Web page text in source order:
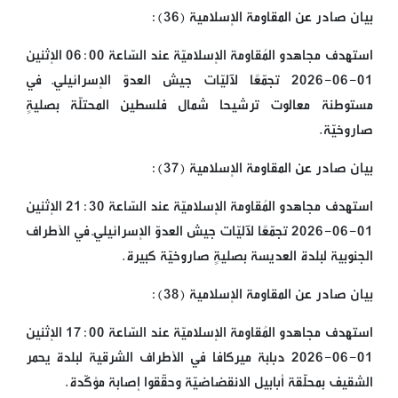
بيان صادر عن المقاومة الإسلامية (36):
استهدف مجاهدو المُقاومة الإسلاميّة عند السّاعة 06:00 الإثنين
01-06-2026 تجمّعًا لآليّات جيش العدوّ الإسرائيليّ في
مستوطنة معالوت ترشيحا شمال فلسطين المحتلّة بصليةٍ
صاروخيّة.
بيان صادر عن المقاومة الإسلامية (37):
استهدف مجاهدو المُقاومة الإسلاميّة عند السّاعة 21:30 الإثنين
01-06-2026 تجمّعًا لآليّات جيش العدوّ الإسرائيليّ في الأطراف
الجنوبية لبلدة العديسة بصليةٍ صاروخيّة كبيرة.
بيان صادر عن المقاومة الإسلامية (38):
استهدف مجاهدو المُقاومة الإسلاميّة عند السّاعة 17:00 الإثنين
01-06-2026 دبّابة ميركافا في الأطراف الشرقية لبلدة يحمر
الشقيف بمحلّقة أبابيل الانقضاضيّة وحقّقوا إصابة مؤكّدة.